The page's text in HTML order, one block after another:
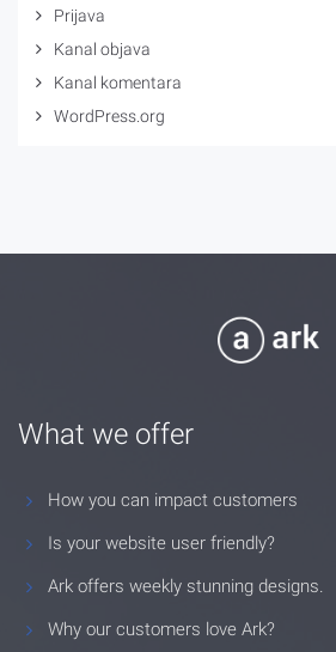
Prijava
Kanal objava
Kanal komentara
WordPress.org
What we offer
How you can impact customers
Is your website user friendly?
Ark offers weekly stunning designs.
Why our customers love Ark?